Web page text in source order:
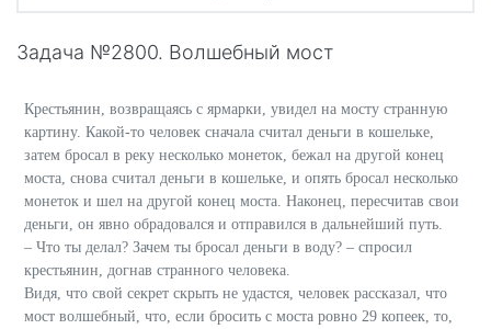
Задача №2800. Волшебный мост
Крестьянин, возвращаясь с ярмарки, увидел на мосту странную
картину. Какой-то человек сначала считал деньги в кошельке,
затем бросал в реку несколько монеток, бежал на другой конец
моста, снова считал деньги в кошельке, и опять бросал несколько
монеток и шел на другой конец моста. Наконец, пересчитав свои
деньги, он явно обрадовался и отправился в дальнейший путь.
– Что ты делал? Зачем ты бросал деньги в воду? – спросил
крестьянин, догнав странного человека.
Видя, что свой секрет скрыть не удастся, человек рассказал, что
мост волшебный, что, если бросить с моста ровно 29 копеек, то,